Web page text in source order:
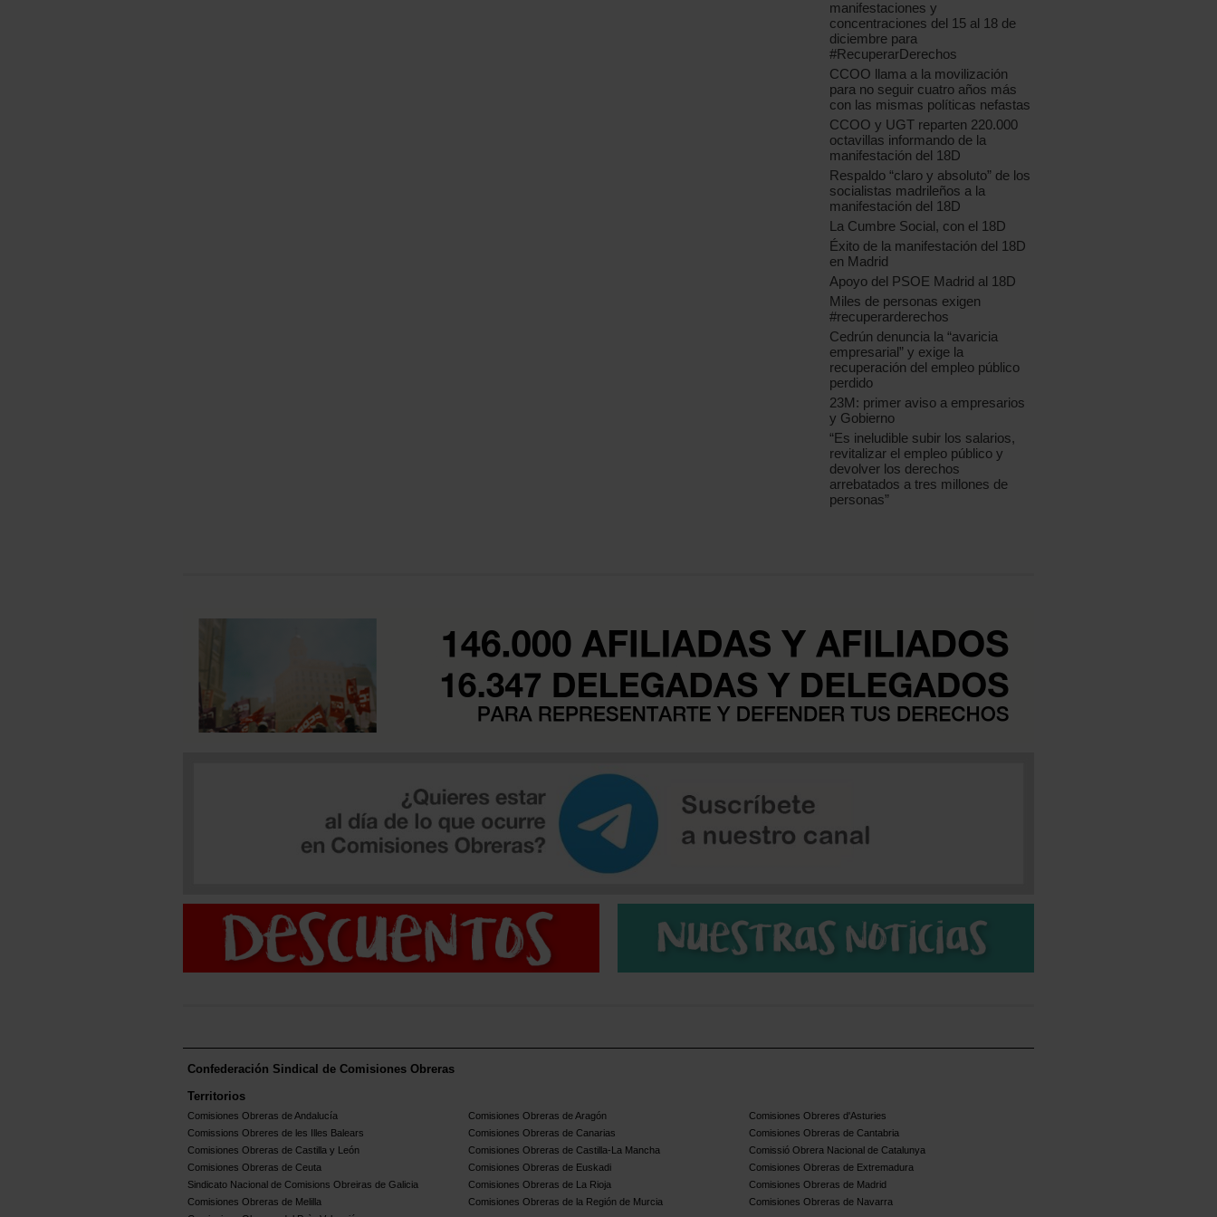
manifestaciones y
concentraciones del 15 al 18 de
diciembre para
#RecuperarDerechos
CCOO llama a la movilización
para no seguir cuatro años más
con las mismas políticas nefastas
CCOO y UGT reparten 220.000
octavillas informando de la
manifestación del 18D
Respaldo “claro y absoluto” de los
socialistas madrileños a la
manifestación del 18D
La Cumbre Social, con el 18D
Éxito de la manifestación del 18D
en Madrid
Apoyo del PSOE Madrid al 18D
Miles de personas exigen
#recuperarderechos
Cedrún denuncia la “avaricia
empresarial” y exige la
recuperación del empleo público
perdido
23M: primer aviso a empresarios
y Gobierno
“Es ineludible subir los salarios,
revitalizar el empleo público y
devolver los derechos
arrebatados a tres millones de
personas”
Confederación Sindical de Comisiones Obreras
Territorios
Comisiones Obreras de Andalucía Comisiones Obreras de Aragón
Comisiones Obreres d'Asturies
Comissions Obreres de les Illes Balears
Comisiones Obreras de Canarias
Comisiones Obreras de Cantabria
Comisiones Obreras de Castilla y León
Comisiones Obreras de Castilla-La Mancha
Comissió Obrera Nacional de Catalunya
Comisiones Obreras de Ceuta
Comisiones Obreras de Euskadi
Comisiones Obreras de Extremadura
Sindicato Nacional de Comisions Obreiras de Galicia
Comisiones Obreras de La Rioja
Comisiones Obreras de Madrid
Comisiones Obreras de Melilla
Comisiones Obreras de la Región de Murcia
Comisiones Obreras de Navarra